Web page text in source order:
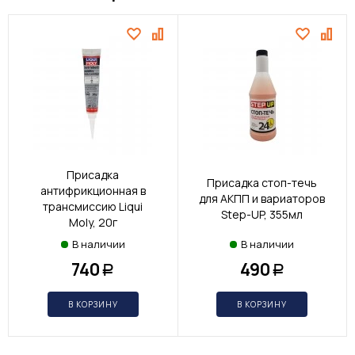
Присадка
антифрикционная в
трансмиссию Liqui
Moly, 20г
В наличии
740 Р
В КОРЗИНУ
Присадка стоп-течь
для АКПП и вариаторов
Step-UP, 355мл
В наличии
490 Р
В КОРЗИНУ